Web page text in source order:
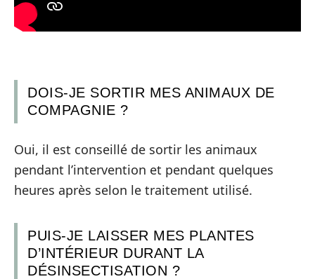
DOIS-JE SORTIR MES ANIMAUX DE
COMPAGNIE ?
Oui, il est conseillé de sortir les animaux
pendant l’intervention et pendant quelques
heures après selon le traitement utilisé.
PUIS-JE LAISSER MES PLANTES
D’INTÉRIEUR DURANT LA
DÉSINSECTISATION ?